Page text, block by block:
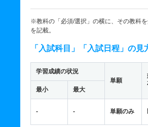
※教科の「必須/選択」の横に、その教科
を記載。
「入試科目」「入試日程」の見
学習成績の状況
単願
最小 最大
- - 単願のみ